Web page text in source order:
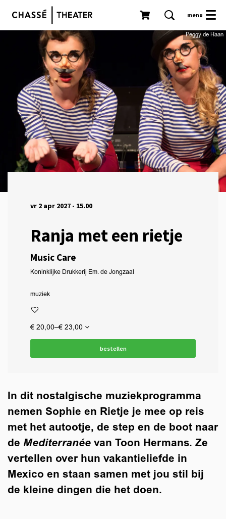
menu
Peggy de Haan
Ranja met een rietje
Music Care
vr 2 apr 2027 - 15.00
Koninklijke Drukkerij Em. de Jongzaal
muziek
€ 20,00–€ 23,00
bestellen
In dit nostalgische muziekprogramma
nemen Sophie en Rietje je mee op reis
met het autootje, de step en de boot naar
de Mediterranée van Toon Hermans. Ze
vertellen over hun vakantieliefde in
Mexico en staan samen met jou stil bij
de kleine dingen die het doen.